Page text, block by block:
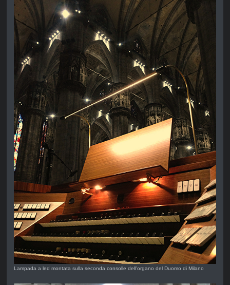
Lampada a led montata sulla seconda consolle dell'organo del Duomo di Milano